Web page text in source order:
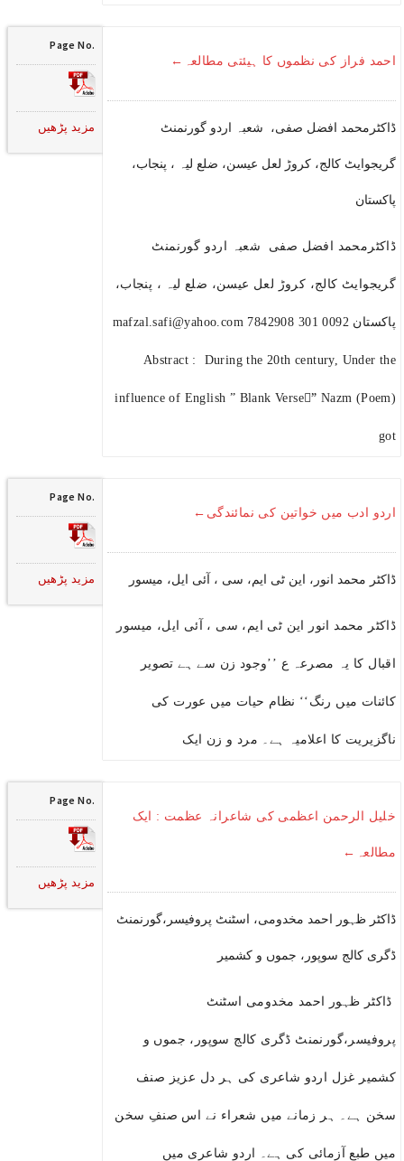
احمد فراز کی نظموں کا ہیئتی مطالعہ←
ڈاکٹرمحمد افضل صفی، شعبہ اردو گورنمنٹ
گریجوایٹ کالج، کروڑ لعل عیسن، ضلع لیہ ، پنجاب،
پاکستان
ڈاکٹرمحمد افضل صفی شعبہ اردو گورنمنٹ
گریجوایٹ کالج، کروڑ لعل عیسن، ضلع لیہ ، پنجاب،
پاکستان 0092 301 7842908 mafzal.safi@yahoo.com
Abstract : During the 20th century, Under the
influence of English ” Blank Verse”ِ Nazm (Poem)
got
Page No.
مزید پڑھیں
اردو ادب میں خواتین کی نمائندگی←
ڈاکٹر محمد انور، این ٹی ایم، سی ، آئی ایل، میسور
ڈاکٹر محمد انور این ٹی ایم، سی ، آئی ایل، میسور
اقبال کا یہ مصرعہ ع ’’وجود زن سے ہے تصویر
کائنات میں رنگ‘‘ نظام حیات میں عورت کی
ناگزیریت کا اعلامیہ ہے۔ مرد و زن ایک
Page No.
مزید پڑھیں
خلیل الرحمن اعظمی کی شاعرانہ عظمت : ایک
مطالعہ←
ڈگری کالج سوپور، جموں و کشمیر
ڈاکٹر ظہور احمد مخدومی اسٹنٹ
پروفیسر،گورنمنٹ ڈگری کالج سوپور، جموں و
کشمیر غزل اردو شاعری کی ہر دل عزیز صنف
سخن ہے۔ ہر زمانے میں شعراء نے اس صنفِ سخن
میں طبع آزمائی کی ہے۔ اردو شاعری میں
Page No.
مزید پڑھیں